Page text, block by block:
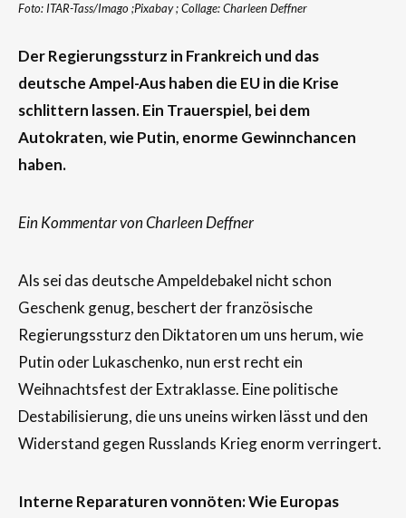
Foto: ITAR-Tass/Imago ;Pixabay; Collage: Charleen Deffner
Der Regierungssturz in Frankreich und das
deutsche Ampel-Aus haben die EU in die Krise
schlittern lassen. Ein Trauerspiel, bei dem
Autokraten, wie Putin, enorme Gewinnchancen
haben.
Ein Kommentar von Charleen Deffner
Als sei das deutsche Ampeldebakel nicht schon
Geschenk genug, beschert der französische
Regierungssturz den Diktatoren um uns herum, wie
Putin oder Lukaschenko, nun erst recht ein
Weihnachtsfest der Extraklasse. Eine politische
Destabilisierung, die uns uneins wirken lässt und den
Widerstand gegen Russlands Krieg enorm verringert.
Interne Reparaturen vonnöten: Wie Europas